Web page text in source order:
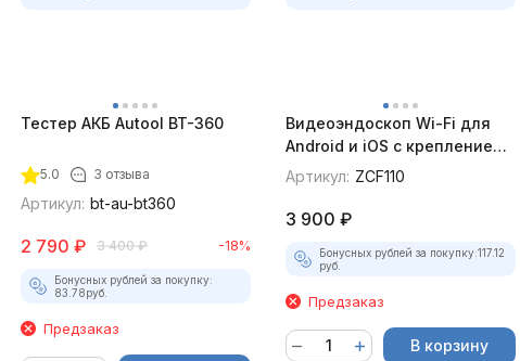
Тестер АКБ Autool BT-360
5.0 3 отзыва
Артикул: bt-au-bt360
2 790 ₽ 3 400 ₽ -18%
Бонусных рублей за покупку:
83.78руб.
Предзаказ
Видеоэндоскоп Wi-Fi для
Android и iOS с креплением
для смартфона
Артикул: ZCF110
3 900 ₽
Бонусных рублей за покупку:117.12
руб.
Предзаказ
В корзину